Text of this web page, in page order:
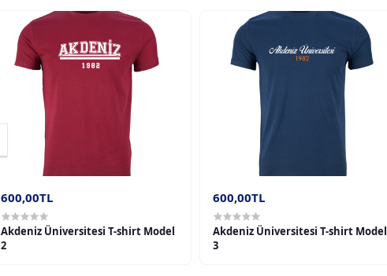
600,00TL
Akdeniz Üniversitesi T-shirt Model
2
600,00TL
Akdeniz Üniversitesi T-shirt Model
3